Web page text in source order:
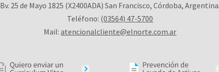
Bv. 25 de Mayo 1825 (X2400ADA) San Francisco, Córdoba, Argentina.
Teléfono: (03564) 47-5700
Mail:atencionalcliente@elnorte.com.ar